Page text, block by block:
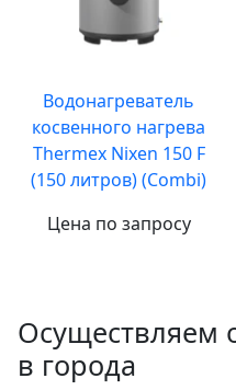
Водонагреватель
косвенного нагрева
Thermex Nixen 150 F
(150 литров) (Combi)
Цена по запросу
Осуществляем
в города